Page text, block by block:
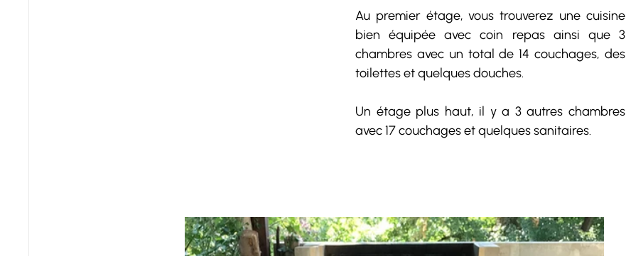
Au premier étage, vous trouverez une cuisine
bien équipée avec coin repas ainsi que 3
chambres avec un total de 14 couchages, des
toilettes et quelques douches.
Un étage plus haut, il y a 3 autres chambres
avec 17 couchages et quelques sanitaires.